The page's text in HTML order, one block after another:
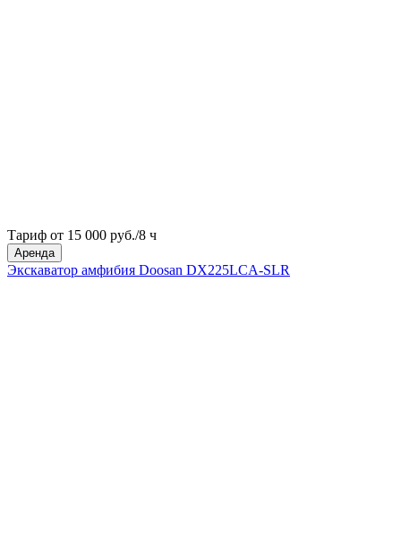
Тариф от 15 000 руб./8 ч
Аренда
Экскаватор амфибия Doosan DX225LCA-SLR